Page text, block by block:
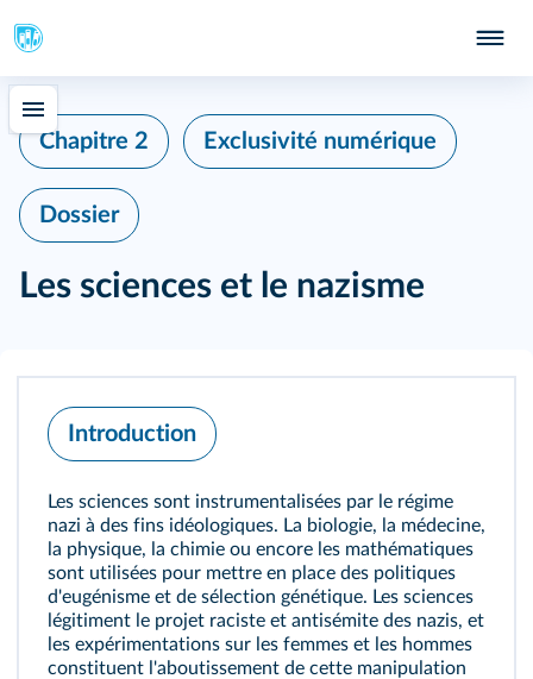
Chapitre 2 Exclusivité numérique
Dossier
Les sciences et le nazisme
Introduction
Les sciences sont instrumentalisées par le régime
nazi à des fins idéologiques. La biologie, la médecine,
la physique, la chimie ou encore les mathématiques
sont utilisées pour mettre en place des politiques
d'eugénisme et de sélection génétique. Les sciences
légitiment le projet raciste et antisémite des nazis, et
les expérimentations sur les femmes et les hommes
constituent l'aboutissement de cette manipulation